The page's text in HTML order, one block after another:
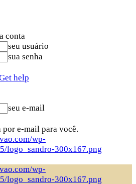
conta
seu usuário
sua senha
help
seu e-mail
por e-mail para você.